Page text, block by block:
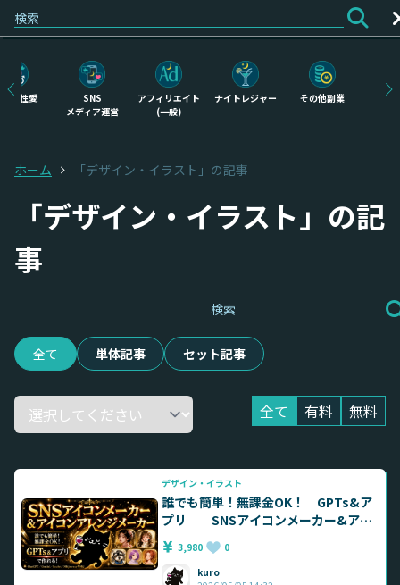
会員登録
・性愛
SNS
メディア運営
アフィリエイト
(一般)
ナイトレジャー その他副業
ホーム 「デザイン・イラスト」の記事
「デザイン・イラスト」の記
事
全て 単体記事 セット記事
全て 有料 無料
デザイン・イラスト
誰でも簡単！無課金OK！ GPTs&ア
プリ SNSアイコンメーカー&アイ
コンアレンジメーカー（ChatGPT／
Gemini／SeaArt／
3,980
0
kuro